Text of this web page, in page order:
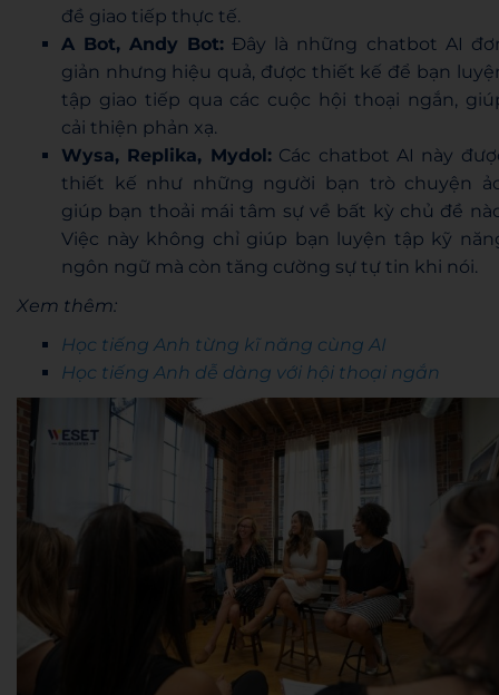
đề giao tiếp thực tế.
A Bot, Andy Bot: Đây là những chatbot AI
giản nhưng hiệu quả, được thiết kế để bạn
tập giao tiếp qua các cuộc hội thoại ngắn,
cải thiện phản xạ.
Wysa, Replika, Mydol:Các chatbot AI này
thiết kế như những người bạn trò chuyện
giúp bạn thoải mái tâm sự về bất kỳ chủ đề
Việc này không chỉ giúp bạn luyện tập kỹ
ngôn ngữ mà còn tăng cường sự tự tin khi nói.
Xem thêm:
Học tiếng Anh từng kĩ năng cùng AI
Học tiếng Anh dễ dàng với hội thoại ngắn